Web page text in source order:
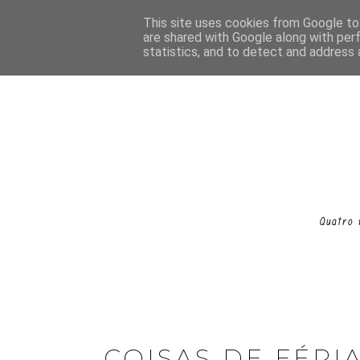
This site uses cookies from Google
are shared with Google along with
statistics, and to detect and address